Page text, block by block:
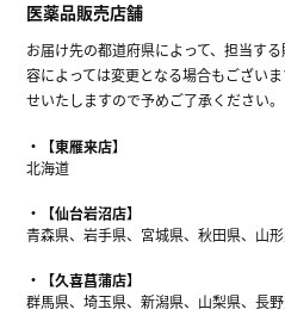
医薬品販売店舗
お届け先の都道府県によって、担当す
容によっては変更となる場合もござい
せいたしますので予めご了承ください。
【東雁来店】
北海道
【仙台岩沼店】
青森県、岩手県、宮城県、秋田県、山
【久喜菖蒲店】
群馬県、埼玉県、新潟県、山梨県、長